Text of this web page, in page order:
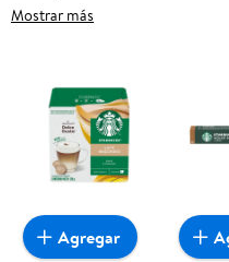
Tipo Abarrotes Sin Sello,
tienda, y haz que esta
conveniente para ti y tu
Mostrar más
Agregar